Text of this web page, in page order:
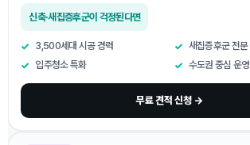
신축·새집증후군이 걱정된다면
3,500세대 시공 경력
새집증후군 전문
입주청소 특화
수도권 중심 운영
무료 견적 신청 →